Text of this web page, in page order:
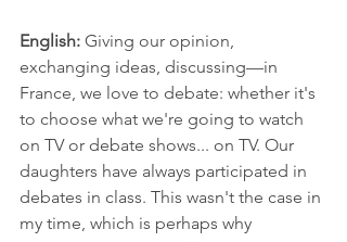
English: Giving our opinion,
exchanging ideas, discussing—in
France, we love to debate: whether it's
to choose what we're going to watch
on TV or debate shows... on TV. Our
daughters have always participated in
debates in class. This wasn't the case in
my time, which is perhaps why